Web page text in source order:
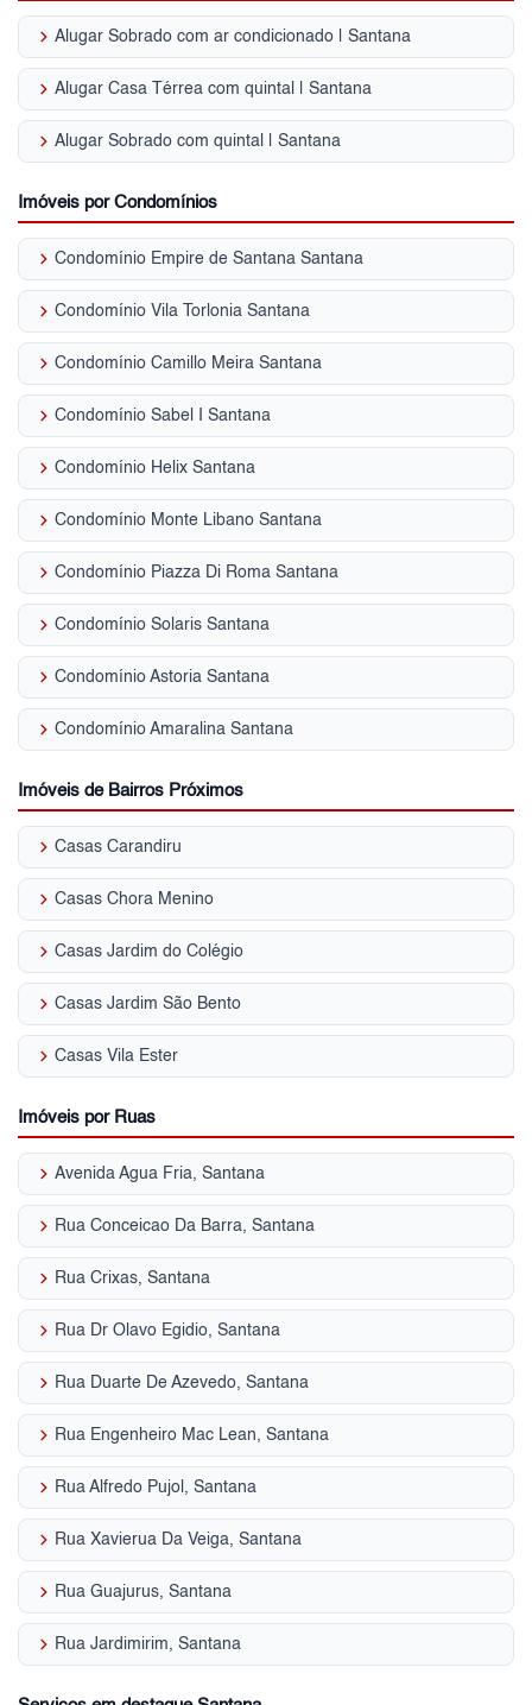
keyboard_arrow_right Alugar Sobrado com ar condicionado | Santana
keyboard_arrow_right Alugar Casa Térrea com quintal | Santana
keyboard_arrow_right Alugar Sobrado com quintal | Santana
Imóveis por Condomínios
keyboard_arrow_right Condomínio Empire de Santana Santana
keyboard_arrow_right Condomínio Vila Torlonia Santana
keyboard_arrow_right Condomínio Camillo Meira Santana
keyboard_arrow_right Condomínio Sabel I Santana
keyboard_arrow_right Condomínio Helix Santana
keyboard_arrow_right Condomínio Monte Libano Santana
keyboard_arrow_right Condomínio Piazza Di Roma Santana
keyboard_arrow_right Condomínio Solaris Santana
keyboard_arrow_right Condomínio Astoria Santana
keyboard_arrow_right Condomínio Amaralina Santana
Imóveis de Bairros Próximos
keyboard_arrow_right Casas Carandiru
keyboard_arrow_right Casas Chora Menino
keyboard_arrow_right Casas Jardim do Colégio
keyboard_arrow_right Casas Jardim São Bento
keyboard_arrow_right Casas Vila Ester
Imóveis por Ruas
keyboard_arrow_right Avenida Agua Fria, Santana
keyboard_arrow_right Rua Conceicao Da Barra, Santana
keyboard_arrow_right Rua Crixas, Santana
keyboard_arrow_right Rua Dr Olavo Egidio, Santana
keyboard_arrow_right Rua Duarte De Azevedo, Santana
keyboard_arrow_right Rua Engenheiro Mac Lean, Santana
keyboard_arrow_right Rua Alfredo Pujol, Santana
keyboard_arrow_right Rua Xavierua Da Veiga, Santana
keyboard_arrow_right Rua Guajurus, Santana
keyboard_arrow_right Rua Jardimirim, Santana